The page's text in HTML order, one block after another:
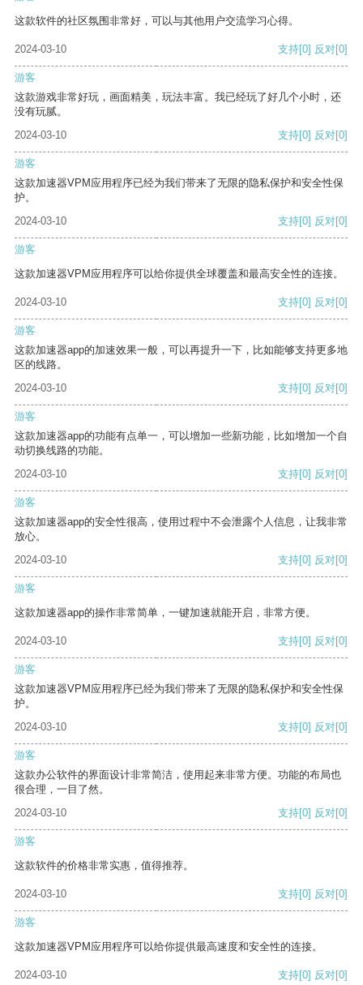
这款软件的社区氛围非常好，可以与其他用户交流学习心得。
2024-03-10 支持[0] 反对[0]
游客
这款游戏非常好玩，画面精美，玩法丰富。我已经玩了好几个小时，还
没有玩腻。
2024-03-10
支持[0] 反对[0]
游客
这款加速器VPM应用程序已经为我们带来了无限的隐私保护和安全性保
护。
2024-03-10
支持[0] 反对[0]
游客
这款加速器VPM应用程序可以给你提供全球覆盖和最高安全性的连接。
2024-03-10 支持[0] 反对[0]
游客
这款加速器app的加速效果一般，可以再提升一下，比如能够支持更多地
区的线路。
2024-03-10
支持[0] 反对[0]
游客
这款加速器app的功能有点单一，可以增加一些新功能，比如增加一个自
动切换线路的功能。
2024-03-10
支持[0] 反对[0]
游客
这款加速器app的安全性很高，使用过程中不会泄露个人信息，让我非常
放心。
2024-03-10
支持[0] 反对[0]
游客
这款加速器app的操作非常简单，一键加速就能开启，非常方便。
2024-03-10 支持[0] 反对[0]
游客
这款加速器VPM应用程序已经为我们带来了无限的隐私保护和安全性保
护。
2024-03-10
支持[0] 反对[0]
游客
这款办公软件的界面设计非常简洁，使用起来非常方便。功能的布局也
很合理，一目了然。
2024-03-10
支持[0] 反对[0]
游客
这款软件的价格非常实惠，值得推荐。
2024-03-10 支持[0] 反对[0]
游客
这款加速器VPM应用程序可以给你提供最高速度和安全性的连接。
2024-03-10 支持[0] 反对[0]